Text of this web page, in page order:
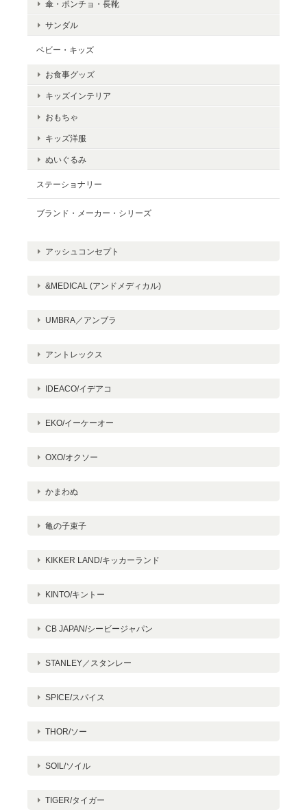
傘・ポンチョ・長靴
サンダル
ベビー・キッズ
お食事グッズ
キッズインテリア
おもちゃ
キッズ洋服
ぬいぐるみ
ステーショナリー
ブランド・メーカー・シリーズ
アッシュコンセプト
&MEDICAL (アンドメディカル)
UMBRA／アンブラ
アントレックス
IDEACO/イデアコ
EKO/イーケーオー
OXO/オクソー
かまわぬ
亀の子束子
KIKKER LAND/キッカーランド
KINTO/キントー
CB JAPAN/シービージャパン
STANLEY／スタンレー
SPICE/スパイス
THOR/ソー
SOIL/ソイル
TIGER/タイガー